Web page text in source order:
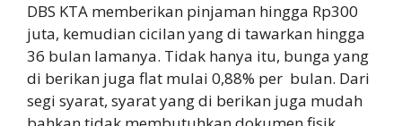
DBS KTA memberikan pinjaman hingga Rp300
juta, kemudian cicilan yang di tawarkan hingga
36 bulan lamanya. Tidak hanya itu, bunga yang
di berikan juga flat mulai 0,88% per bulan. Dari
segi syarat, syarat yang di berikan juga mudah